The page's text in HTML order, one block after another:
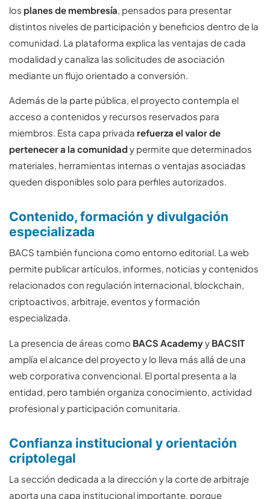
los planes de membresía , pensados para presentar
distintos niveles de participación y beneficios dentro de la
comunidad. La plataforma explica las ventajas de cada
modalidad y canaliza las solicitudes de asociación
mediante un flujo orientado a conversión.
Además de la parte pública, el proyecto contempla el
acceso a contenidos y recursos reservados para
miembros. Esta capa privada refuerza el valor de
pertenecer a la comunidady permite que determinados
materiales, herramientas internas o ventajas asociadas
queden disponibles solo para perfiles autorizados.
Contenido, formación y divulgación
especializada
BACS también funciona como entorno editorial. La web
permite publicar artículos, informes, noticias y contenidos
relacionados con regulación internacional, blockchain,
criptoactivos, arbitraje, eventos y formación
especializada.
La presencia de áreas como BACS Academyy BACSIT
amplía el alcance del proyecto y lo lleva más allá de una
web corporativa convencional. El portal presenta a la
entidad, pero también organiza conocimiento, actividad
profesional y participación comunitaria.
Confianza institucional y orientación
criptolegal
La sección dedicada a la dirección y la corte de arbitraje
aporta una capa institucional importante, porque